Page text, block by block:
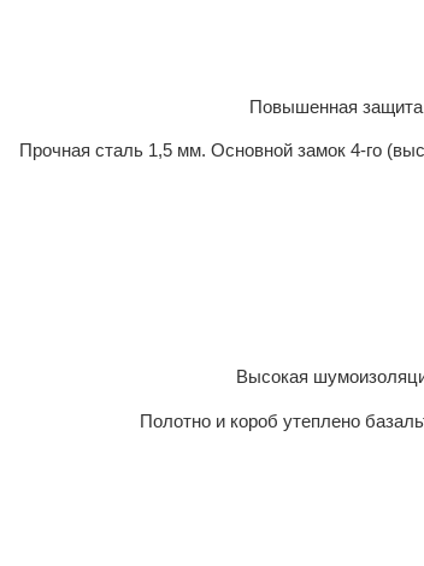
Повышенная защита
Прочная сталь 1,5 мм. Основной замок 4-го
Высокая
Полотно и короб утеплено